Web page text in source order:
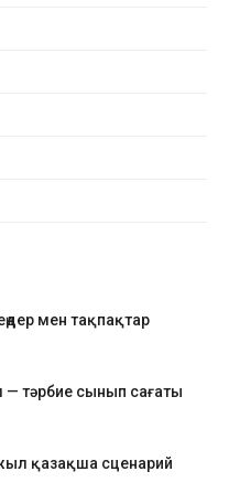
мен тақпақтар
— тәрбие сынып сағаты
қазақша сценарий